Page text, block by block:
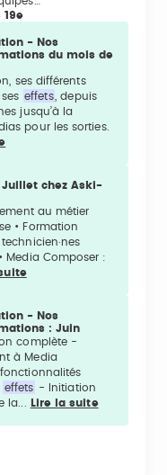
19e
- Nos
du mois de
ses différents
effets
, depuis
jusqu’à la
pour les sorties.
Juillet chez Aski-
au métier
• Formation
Media Composer :
- Nos
: Juin
complète -
à Media
effets - Initiation
la...
Lire la suite